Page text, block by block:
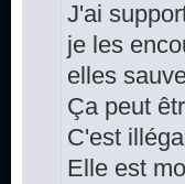
J'ai
je les
elles
Ça peut
C'est
Elle est